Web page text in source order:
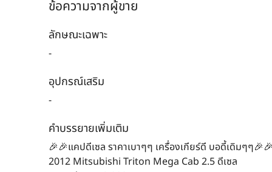
ข้อความจากผู้ขาย
ลักษณะเฉพาะ
-
อุปกรณ์เสริม
-
คำบรรยายเพิ่มเติม
🎉🎉แคปดีเซล ราคาเบาๆๆ เครื่องเกียร์ดี บอดี้เดิมๆๆ
2012 Mitsubishi Triton Mega Cab 2.5 ดีเซล